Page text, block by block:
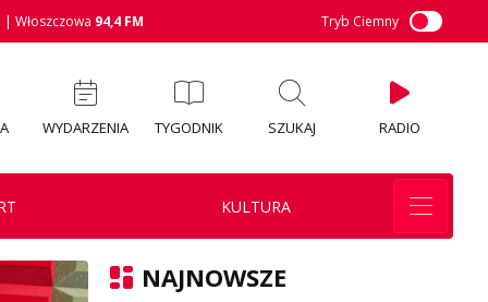
| Włoszczowa 94,4 FM Tryb Ciemny
WYDARZENIA TYGODNIK SZUKAJ RADIO
KULTURA
NAJNOWSZE